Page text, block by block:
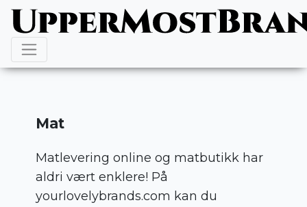
Mat
Matlevering online og matbutikk har
aldri vært enklere! På
yourlovelybrands.com kan du